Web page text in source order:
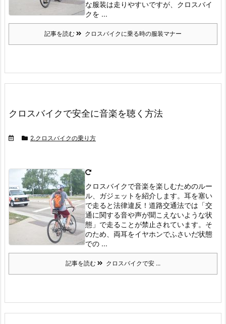
な服装は走りやすいですが、クロスバイ
クを ...
記事を読む クロスバイクに乗る時の服装マナー
クロスバイクで安全に音楽を聴く方法
2.クロスバイクの乗り方
クロスバイクで音楽を楽しむためのルー
ル、ガジェットを紹介します。耳を塞い
で走ると法律違反！ 道路交通法では「交
通に関する音や声が聞こえないような状
態」で走ることが禁止されています。 そ
のため、両耳をイヤホンでふさいだ状態
での ...
記事を読む クロスバイクで安 ...